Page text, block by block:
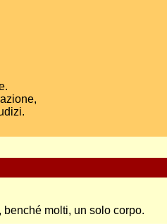
molti, un solo corpo.